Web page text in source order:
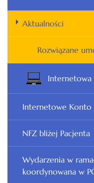
Aktualności
Rozwiązane
Internetowa
Internetowe Konto
NFZ bliżej Pacjenta
Wydarzenia w
koordynowana w